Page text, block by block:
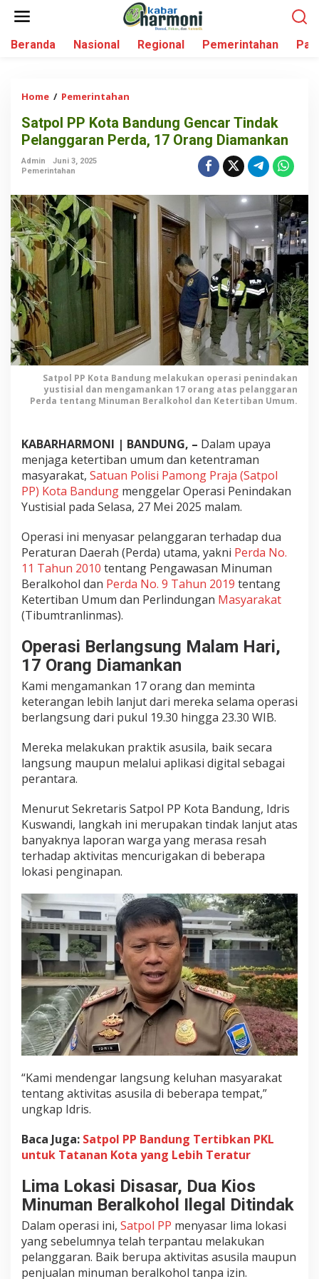
Beranda Nasional Regional Pemerintahan
Home / Pemerintahan
t
p
P
K
a
B
a
u
n
g
G
e
n
r
i
n
d
a
P
e
l
a
n
r
a
n
P
e
r
a
,
O
r
a
n
i
a
m
n
k
a
n
Satpol PP Kota Bandung Gencar Tindak
Pelanggaran Perda, 17 Orang Diamankan
Admin
Juni 3, 2025
Pemerintahan
Satpol PP Kota Bandung melakukan operasi penindakan
yustisial dan mengamankan 17 orang atas pelanggaran
Perda tentang Minuman Beralkohol dan Ketertiban Umum.
KABARHARMONI | BANDUNG, – Dalam upaya
menjaga ketertiban umum dan ketentraman
masyarakat, Satuan Polisi Pamong Praja (Satpol
PP) Kota Bandung menggelar Operasi Penindakan
Yustisial pada Selasa, 27 Mei 2025 malam.
Operasi ini menyasar pelanggaran terhadap dua
Peraturan Daerah (Perda) utama, yakni Perda No.
11 Tahun 2010 tentang Pengawasan Minuman
Beralkohol dan Perda No. 9 Tahun 2019 tentang
Ketertiban Umum dan Perlindungan Masyarakat
(Tibumtranlinmas).
Operasi Berlangsung Malam Hari,
17 Orang Diamankan
Kami mengamankan 17 orang dan meminta
keterangan lebih lanjut dari mereka selama operasi
berlangsung dari pukul 19.30 hingga 23.30 WIB.
Mereka melakukan praktik asusila, baik secara
langsung maupun melalui aplikasi digital sebagai
perantara.
Menurut Sekretaris Satpol PP Kota Bandung, Idris
Kuswandi, langkah ini merupakan tindak lanjut atas
banyaknya laporan warga yang merasa resah
terhadap aktivitas mencurigakan di beberapa
lokasi penginapan.
“Kami mendengar langsung keluhan masyarakat
tentang aktivitas asusila di beberapa tempat,”
ungkap Idris.
Baca Juga: Satpol PP Bandung Tertibkan PKL
untuk Tatanan Kota yang Lebih Teratur
Lima Lokasi Disasar, Dua Kios
Minuman Beralkohol Ilegal Ditindak
Dalam operasi ini, Satpol PP menyasar lima lokasi
yang sebelumnya telah terpantau melakukan
pelanggaran. Baik berupa aktivitas asusila maupun
penjualan minuman beralkohol tanpa izin.